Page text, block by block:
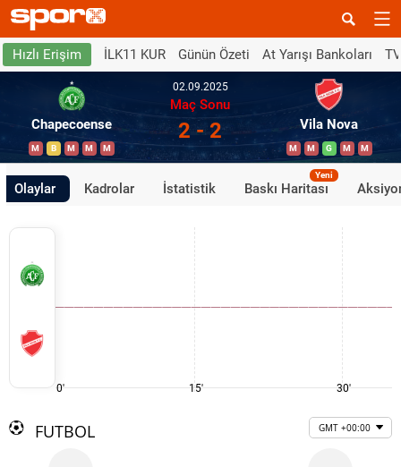
Hızlı Erişim İLK11 KUR Günün Özeti At Yarışı Bankoları
Chapecoense
M B M M M
02.09.2025
Maç Sonu
2 - 2 Vila Nova
M M G M M
Olaylar Kadrolar İstatistik Baskı Haritası
Yeni
0' 15' 30'
FUTBOL GMT +00:00